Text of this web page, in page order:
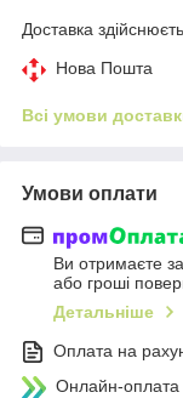
Доставка
Нова Пошта
Всі умови
Умови оплати
Ви отримаєте
або гроші
Детальніше
Оплата на
Онлайн-оплата